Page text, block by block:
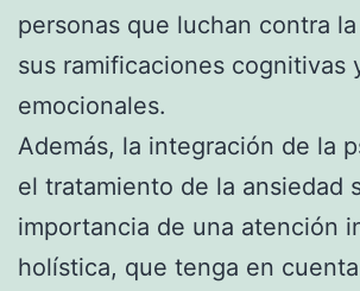
personas que luchan contra
sus ramificaciones cognitivas
emocionales.
Además, la integración de la
el tratamiento de la ansiedad
importancia de una atención
holística, que tenga en